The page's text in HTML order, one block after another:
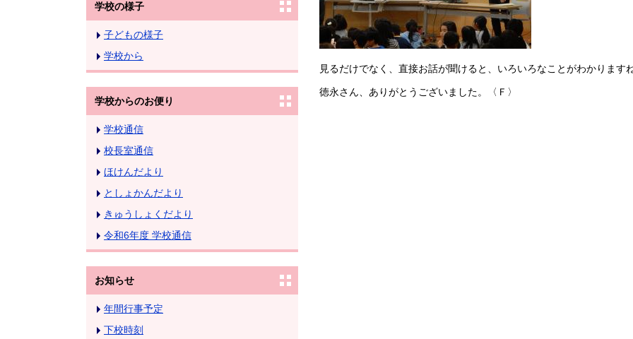
学校の様子
子どもの様子
学校から
学校からのお便り
学校通信
校長室通信
ほけんだより
としょかんだより
きゅうしょくだより
令和6年度 学校通信
お知らせ
年間行事予定
下校時刻
見るだけでなく、直接お話が聞けると、いろいろなことがわかります
徳永さん、ありがとうございました。〈Ｆ〉